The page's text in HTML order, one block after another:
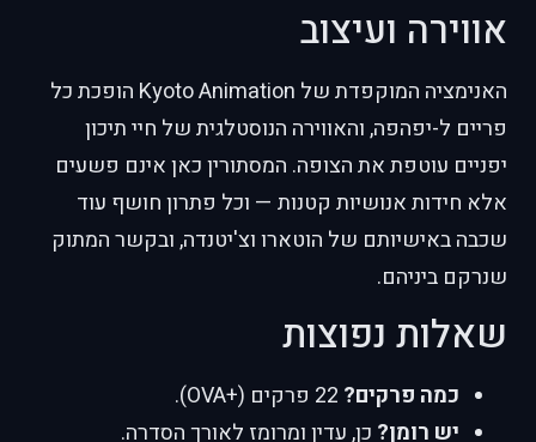
אווירה ועיצוב
האנימציה המוקפדת של Kyoto Animation הופכת כל
פריים ל-יפהפה, והאווירה הנוסטלגית של חיי תיכון
יפניים עוטפת את הצופה. המסתורין כאן אינם פשעים
אלא חידות אנושיות קטנות — וכל פתרון חושף עוד
שכבה באישיותם של הוטארו וצ'יטנדה, ובקשר המתוק
שנרקם ביניהם.
שאלות נפוצות
כמה פרקים?
יש רומן? כן, עדין ומרומז לאורך הסדרה.